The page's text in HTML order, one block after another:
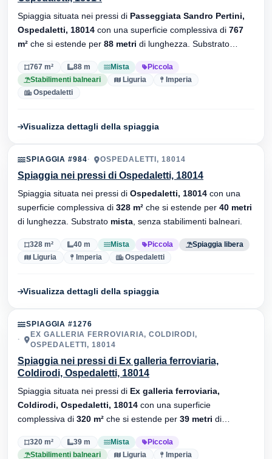
Spiaggia situata nei pressi di Passeggiata Sandro Pertini,
Ospedaletti, 18014 con una superficie complessiva di 767
m² che si estende per 88 metri di lunghezza. Substrato
767 m² 88 m Mista
Piccola
Stabilimenti balneari
Liguria
Imperia
Ospedaletti
Visualizza dettagli della spiaggia
SPIAGGIA #984 OSPEDALETTI, 18014
Spiaggia nei pressi di Ospedaletti, 18014
Spiaggia situata nei pressi di Ospedaletti, 18014 con una
superficie complessiva di 328 m² che si estende per 40 metri
di lunghezza. Substrato mista , senza stabilimenti balneari.
328 m² 40 m Mista Piccola
Spiaggia libera
Liguria
Imperia Ospedaletti
Visualizza dettagli della spiaggia
SPIAGGIA #1276
EX GALLERIA FERROVIARIA, COLDIRODI,
OSPEDALETTI, 18014
Spiaggia nei pressi di Ex galleria ferroviaria,
Coldirodi, Ospedaletti, 18014
Spiaggia situata nei pressi di Ex galleria ferroviaria,
Coldirodi, Ospedaletti, 18014 con una superficie
complessiva di 320 m² che si estende per 39 metri di
balneari.
320 m² 39 m Mista
Piccola
Stabilimenti balneari
Liguria
Imperia